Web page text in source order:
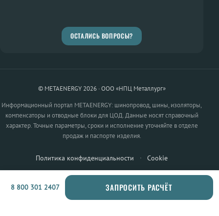
ОСТАЛИСЬ ВОПРОСЫ?
© METAENERGY 2026 · ООО «НПЦ Металлург»
Информационный портал METAENERGY: шинопровод, шины, изоляторы,
компенсаторы и отводные блоки для ЦОД. Данные носят справочный
характер. Точные параметры, сроки и исполнение уточняйте в отделе
продаж и паспорте изделия.
Политика конфиденциальности · Cookie
8 800 301 2407 ЗАПРОСИТЬ РАСЧЁТ